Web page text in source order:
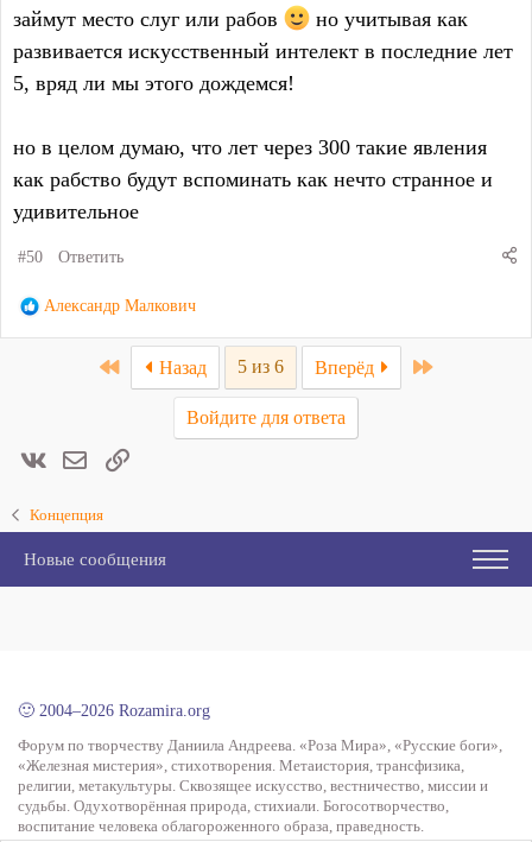
займут место слуг или рабов
но учитывая как
развивается искусственный интелект в последние лет
5, вряд ли мы этого дождемся!
но в целом думаю, что лет через 300 такие явления
как рабство будут вспоминать как нечто странное и
удивительное
#50 Ответить
Р
и
Александр Малкович
First Назад 5 из 6 Вперёд Last
Войдите для ответа
ВконтактеЭлектронная почта
Ссылка
Концепция
Новые сообщения
🙂 2004–2026 Rozamira.org
Форум по творчеству Даниила Андреева. «Роза Мира», «Русские боги»,
«Железная мистерия», стихотворения. Метаистория, трансфизика,
религии, метакультуры. Сквозящее искусство, вестничество, миссии и
судьбы. Одухотворённая природа, стихиали. Богосотворчество,
воспитание человека облагороженного образа, праведность.